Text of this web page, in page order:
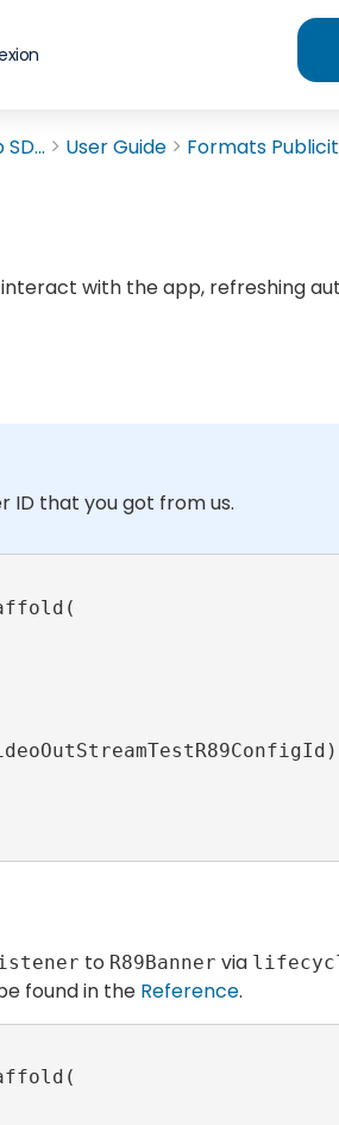
User Guide Formats
with the app, refreshing
ID that you got from us.
to R89Banner via
found in the Reference.